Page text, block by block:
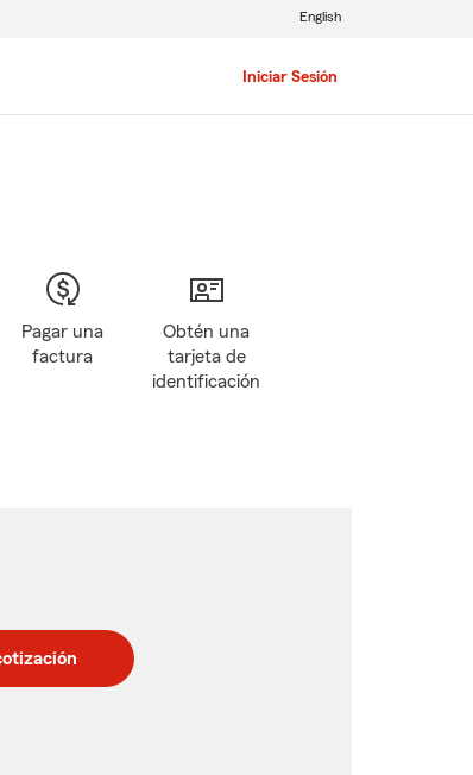
Iniciar Sesión
English
Pagar una
factura
Obtén una
tarjeta de
identificación